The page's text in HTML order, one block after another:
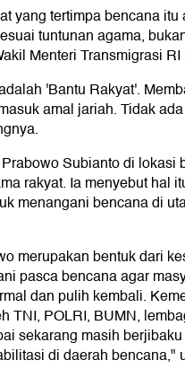
yang tertimpa bencana itu
tuntunan agama,
Menteri Transmigrasi RI
'Bantu Rakyat'.
amal jariah. Tidak
Subianto di lokasi
rakyat. Ia menyebut hal
menangani bencana di
merupakan bentuk dari
pasca bencana agar
dan pulih kembali.
TNI, POLRI, BUMN,
sekarang masih
di daerah bencana,"